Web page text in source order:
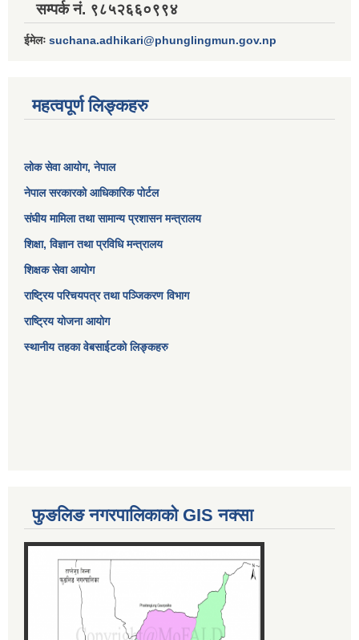
सम्पर्क नं. ९८५२६६०९९४
ईमेलः suchana.adhikari@phunglingmun.gov.np
महत्वपूर्ण लिङ्कहरु
लोक सेवा आयोग, नेपाल
नेपाल सरकारको आधिकारिक पोर्टल
संघीय मामिला तथा सामान्य प्रशासन मन्त्रालय
शिक्षा, विज्ञान तथा प्रविधि मन्त्रालय
शिक्षक सेवा आयोग
राष्ट्रिय परिचयपत्र तथा पञ्जिकरण विभाग
राष्ट्रिय योजना आयोग
स्थानीय तहका वेबसाईटको लिङ्कहरु
फुङलिङ नगरपालिकाको GIS नक्सा